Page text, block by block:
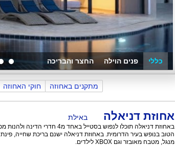
כללי פנים הוילה החצר והבריכה
מתקנים באחוזה חוקי האחוזה
אחוזת דניאלה באילת
באחוזת דניאלה תוכלו לנפוש בסטייל באחד מ4 חדרי הדינה ולהנות מכל
הטוב בנופש בעיר הדרומית. באחוזת דניאלה ישנם בריכת שחייה, פינת
מנגל, מטבח מאובזר וגם XBOX לילדים.